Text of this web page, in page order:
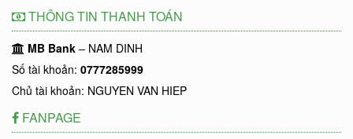
THÔNG TIN THANH TOÁN
MB Bank – NAM DINH
Số tài khoản: 0777285999
Chủ tài khoản: NGUYEN VAN HIEP
FANPAGE